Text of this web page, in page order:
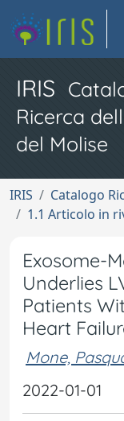
IRIS
Ricerca
del Molise
IRIS Catalogo
1.1 Articolo in
Exosome-
Underlies
Patients
Heart
Mone,
2022-01-01